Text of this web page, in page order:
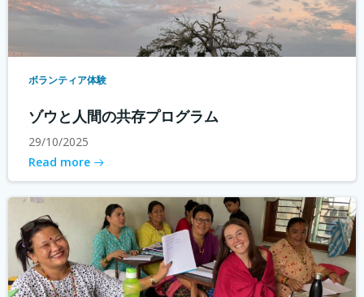
ボランティア体験
ゾウと人間の共存プログラム
29/10/2025
Read more